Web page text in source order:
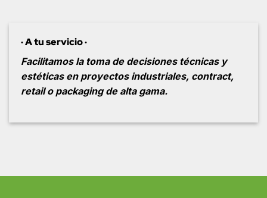
· A tu servicio ·
Facilitamos la toma de decisiones técnicas y
estéticas en proyectos industriales, contract,
retail o packaging de alta gama.